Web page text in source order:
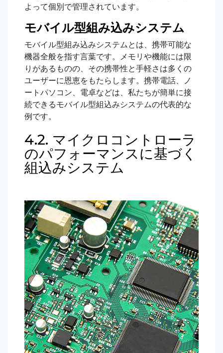
よって個別で管理されています。
モバイル型組み込みシステム
モバイル型組み込みシステムとは、携帯可能な
機器全般を指す言葉です。メモリや機能には限
りがあるものの、その携帯性と手軽さは多くの
ユーザーに恩恵をもたらします。携帯電話、ノ
ートパソコン、電卓などは、私たちが簡単に接
続できるモバイル型組込みシステムの代表的な
例です。
4.2. マイクロコントローラ
のパフォーマンスに基づく
組込みシステム